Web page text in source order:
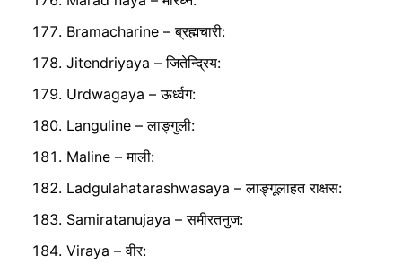
Bramacharine – ब्रह्मचारी:
Jitendriyaya – जितेन्द्रिय:
Urdwagaya – ऊर्ध्वग:
Languline – लाङ्गुली:
Maline – माली:
Ladgulahatarashwasaya – लाङ्गूलाहत राक्षस:
Samiratanujaya – समीरतनुज:
Viraya – वीर: